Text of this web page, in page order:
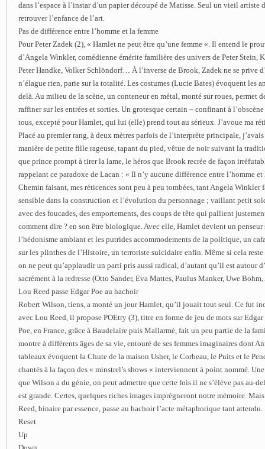
dans l’espace à l’instar d’un papier découpé de Matisse. Seul un vieil artiste
retrouver l’enfance de l’art.
Pas de différence entre l’homme et la femme
Pour Peter Zadek (2), « Hamlet ne peut être qu’une femme «. Il entend le
d’Angela Winkler, comédienne émérite familière des univers de Peter Stein,
Peter Handke, Volker Schlöndorf… À l’inverse de Brook, Zadek ne se prive
n’élague rien, parie sur la totalité. Les costumes (Lucie Bates) évoquent les
delà. Au milieu de la scène, un conteneur en métal, monté sur roues, permet
raffiner sur les entrées et sorties. Un grotesque certain – confinant à
tous, excepté pour Hamlet, qui lui (elle) prend tout au sérieux. J’avoue ma
Placé au premier rang, à deux mètres parfois de l’interprète principale,
manière de petite fille rageuse, tapant du pied, vêtue de noir suivant la
que prince prompt à tirer la lame, le héros que Brook recrée de façon
rappelant ce paradoxe de Lacan : « Il n’y aucune différence entre l’homme et
Chemin faisant, mes réticences sont peu à peu tombées, tant Angela Winkler
sensible dans la construction et l’évolution du personnage ; vaillant petit
avec des foucades, des emportements, des coups de tête qui pallient
comment dire ? en son être biologique. Avec elle, Hamlet devient un penseur
l’hédonisme ambiant et les putrides accommodements de la politique, un
sur les plinthes de l’Histoire, un terroriste suicidaire enfin. Même si cela
on ne peut qu’applaudir un parti pris aussi radical, d’autant qu’il est autour
sacrément à la redresse (Otto Sander, Eva Mattes, Paulus Manker, Uwe
Lou Reed passe Edgar Poe au hachoir
Robert Wilson, tiens, a monté un jour Hamlet, qu’il jouait tout seul. Ce fut
avec Lou Reed, il propose POEtry (3), titre en forme de jeu de mots sur Edgar
Poe, en France, grâce à Baudelaire puis Mallarmé, fait un peu partie de la
montre à différents âges de sa vie, entouré de ses femmes imaginaires dont
tableaux évoquent la Chute de la maison Usher, le Corbeau, le Puits et le
chantés à la façon des « minstrel’s shows « interviennent à point nommé.
que Wilson a du génie, on peut admettre que cette fois il ne s’élève pas au-
est grande. Certes, quelques riches images imprégneront notre mémoire.
Reed, binaire par essence, passe au hachoir l’acte métaphorique tant attendu.
Reset
Up